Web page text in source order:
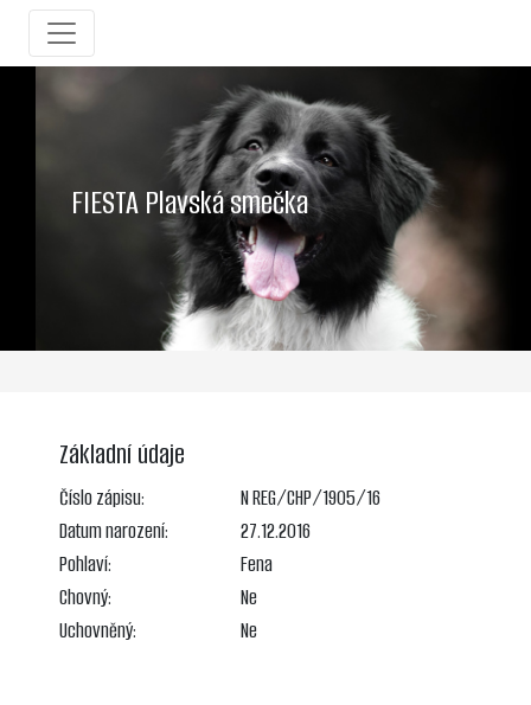
FIESTA Plavská smečka
Základní údaje
Číslo zápisu:
N REG/CHP/1905/16
Datum narození:
27.12.2016
Pohlaví:
Fena
Chovný:
Ne
Uchovněný:
Ne